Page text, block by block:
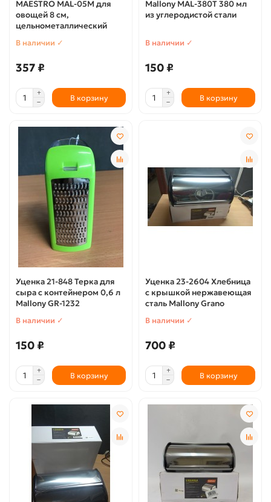
MAESTRO MAL-05M для
овощей 8 см,
цельнометаллический
В наличии ✓
357 ₽
В корзину
Mallony MAL-380T 380 мл
из углеродистой стали
В наличии ✓
150 ₽
В корзину
Уценка 21-848 Терка для
сыра с контейнером 0,6 л
Mallony GR-1232
В наличии ✓
150 ₽
В корзину
Уценка 23-2604 Хлебница
с крышкой нержавеющая
сталь Mallony Grano
В наличии ✓
700 ₽
В корзину